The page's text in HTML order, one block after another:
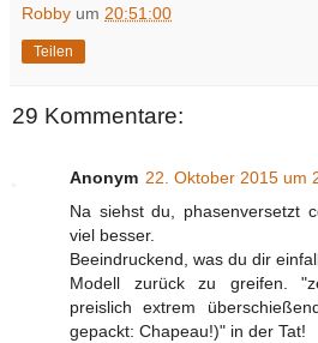
Robby um 20:51:00
Teilen
29 Kommentare:
Anonym 22. Oktober 2015 um
Na siehst du, phasenversetzt
viel besser.
Beeindruckend, was du dir
Modell zurück zu greifen.
preislich extrem
gepackt: Chapeau!)" in der Tat!